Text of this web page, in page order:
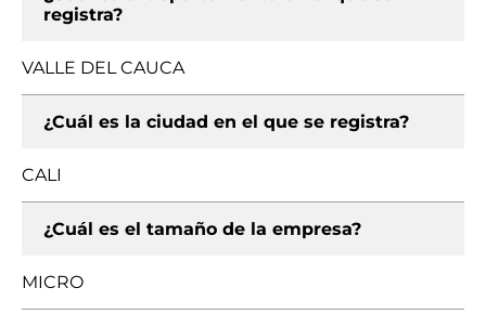
registra?
VALLE DEL CAUCA
¿Cuál es la ciudad en el que se registra?
CALI
¿Cuál es el tamaño de la empresa?
MICRO